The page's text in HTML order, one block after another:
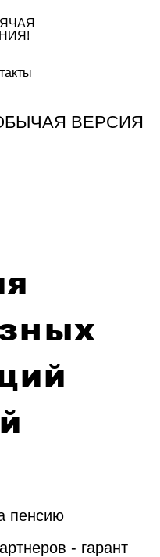
ВЕРСИЯ
пенсию
- гарант